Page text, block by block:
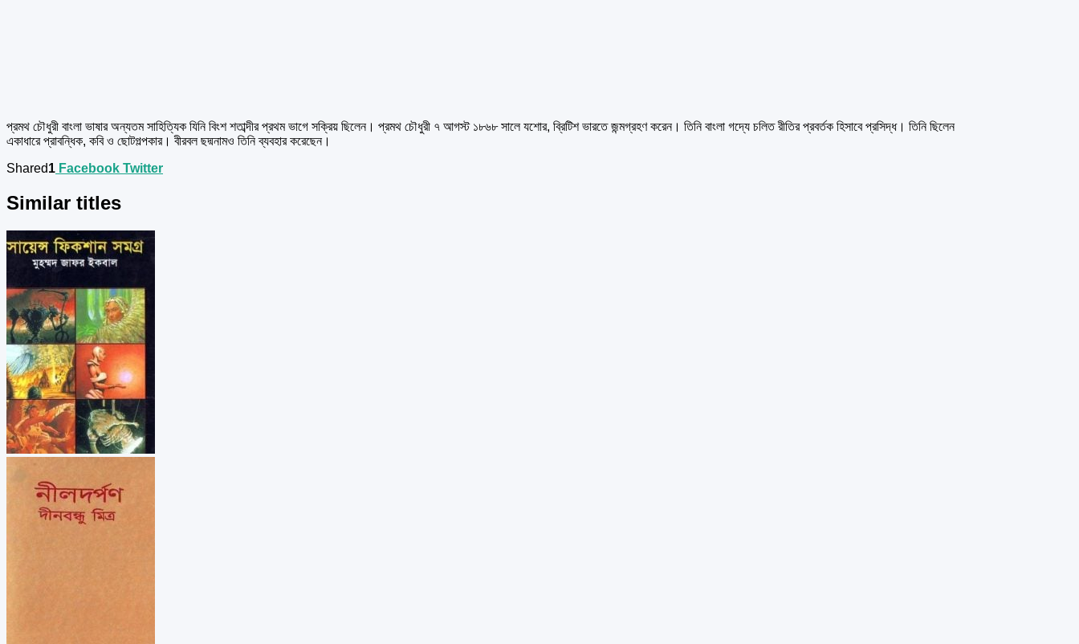
প্রমথ চৌধুরী বাংলা ভাষার অন্যতম সাহিত্যিক যিনি বিংশ শতাব্দীর প্রথম ভাগে সক্রিয় ছিলেন। প্রমথ চৌধুরী ৭ আগস্ট ১৮৬৮ সালে যশোর, ব্রিটিশ ভারতে জন্মগ্রহণ করেন। তিনি বাংলা গদ্যে চলিত রীতির প্রবর্তক হিসাবে প্রসিদ্ধ। তিনি ছিলেন
একাধারে প্রাবন্ধিক, কবি ও ছোটগল্পকার। বীরবল ছদ্মনামও তিনি ব্যবহার করেছেন।
Shared1 Facebook Twitter
Similar titles